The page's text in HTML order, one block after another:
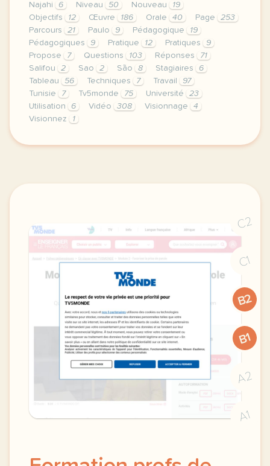
Najahi
6 Niveau 50 Nouveau
19
Objectifs
12 Œuvre 186 Orale 40 Page
253
Parcours
21 Paulo 9 Pédagogique
19
Pédagogiques
9 Pratique 12 Pratiques
9
Propose
7 Questions 103 Réponses
71
Salifou
2 Sao 2 São 8 Stagiaires
6
Tableau
56 Techniques 7 Travail
97
Tunisie
7 Tv5monde 75 Université
23
Utilisation
6 Vidéo 308 Visionnage
4
Visionnez
1
le respect de votre vie privee est une priorite
C2
C1
B2
B1
A2
A1